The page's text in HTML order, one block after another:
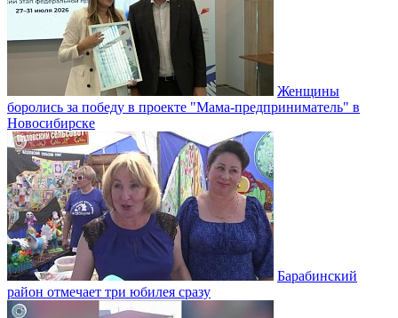
Женщины
боролись за победу в проекте "Мама-предприниматель" в
Новосибирске
Барабинский
район отмечает три юбилея сразу